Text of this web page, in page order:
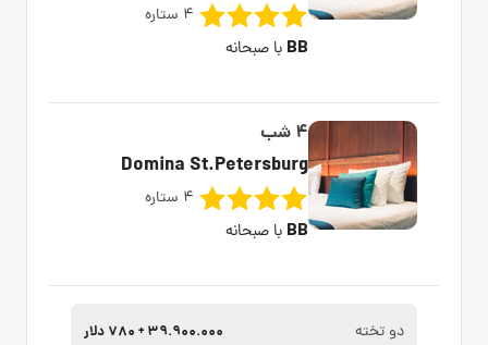
4 ستاره
BB با صبحانه
4 شب
Domina St.Petersburg
4 ستاره
BB با صبحانه
دو تخته 39.900.000 + 780 دلار